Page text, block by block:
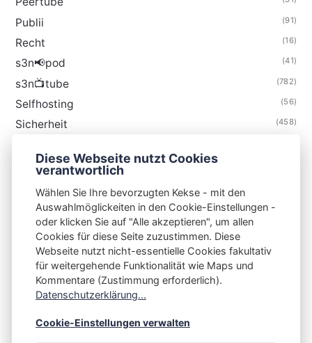
Publii (91)
Recht (16)
s3n📢pod (41)
s3n📺tube (782)
Selfhosting (56)
Sicherheit (458)
Thunderbird
S3N🧩NET
Integrating Open-Source Blog Network (iOSBN)
Impressum
Kontakt
Diese Webseite nutzt Cookies
verantwortlich
Wählen Sie Ihre bevorzugten Kekse - mit den
Auswahlmöglickeiten in den Cookie-Einstellungen -
oder klicken Sie auf "Alle akzeptieren", um allen
Cookies für diese Seite zuzustimmen. Diese
Webseite nutzt nicht-essentielle Cookies fakultativ
für weitergehende Funktionalität wie Maps und
Kommentare (Zustimmung erforderlich).
Datenschutzerklärung...
Cookie-Einstellungen verwalten